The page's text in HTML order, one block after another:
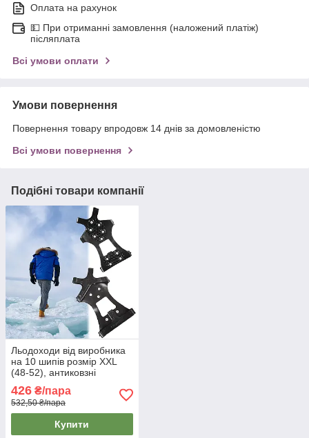
Оплата на рахунок
💵 При отриманні замовлення (наложений платіж)
післяплата
Всі умови оплати
Умови повернення
Повернення товару впродовж 14 днів за домовленістю
Всі умови повернення
Подібні товари компанії
Льодоходи від виробника
на 10 шипів розмір XXL
(48-52), антиковзні
ледоступы на обувь
426 ₴/пара
532,50 ₴/пара
Купити